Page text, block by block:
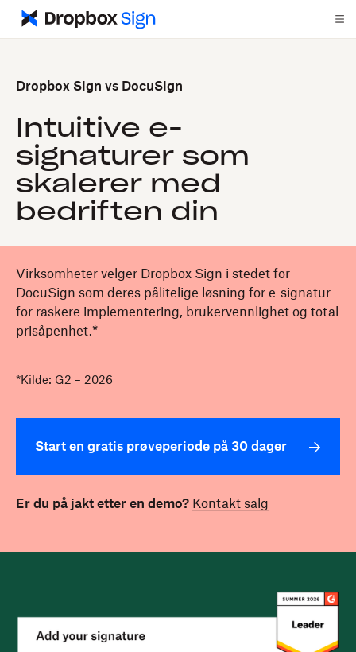
Dropbox Sign vs DocuSign
Intuitive e-
signaturer som
skalerer med
bedriften din
Virksomheter velger Dropbox Sign i stedet for
DocuSign som deres pålitelige løsning for e-signatur
for raskere implementering, brukervennlighet og total
prisåpenhet.*
*Kilde: G2 – 2026
Start en gratis prøveperiode på 30 dager
Er du på jakt etter en demo? Kontakt salg